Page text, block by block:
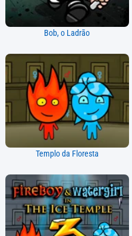
Bob, o Ladrão
Templo da Floresta